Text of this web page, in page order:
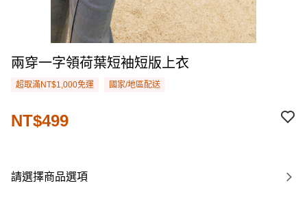
兩穿一字領荷葉短袖短版上衣
超取滿NT$1,000免運 國家/地區配送
NT$499
請選擇商品選項